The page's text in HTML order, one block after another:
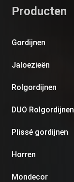
Producten
Gordijnen
Jaloezieën
Rolgordijnen
DUO Rolgordijnen
Plissé gordijnen
Horren
Mondecor